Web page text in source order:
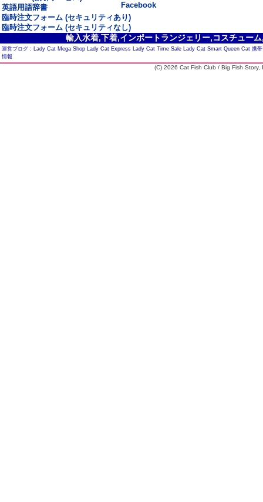
英語用語辞書
Facebook
臨時注文フォーム (セキュリティあり)
臨時注文フォーム (セキュリティなし)
輸入水着,下着,インポートランジェリー,コスチュー
運営ブログ : Lady Cat Mega Shop Lady Cat Express Lady Cat Time Sale Lady Cat Smart Queen Cat 携
情報
(C) 2026 Cat Fish Club / Big Fish Story,